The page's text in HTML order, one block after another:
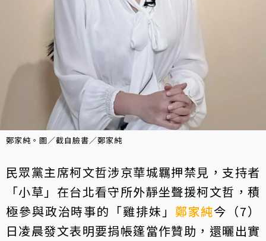
鄭家純。圖／截自臉書／鄭家純
民眾黨主席柯文哲涉京華城羈押禁見，支持者
「小草」在台北看守所外靜坐聲援柯文哲，積
極參與政治時事的「雞排妹」 鄭家純今（7）
日凌晨發文表明要捐帳篷當作贊助，還曬出實